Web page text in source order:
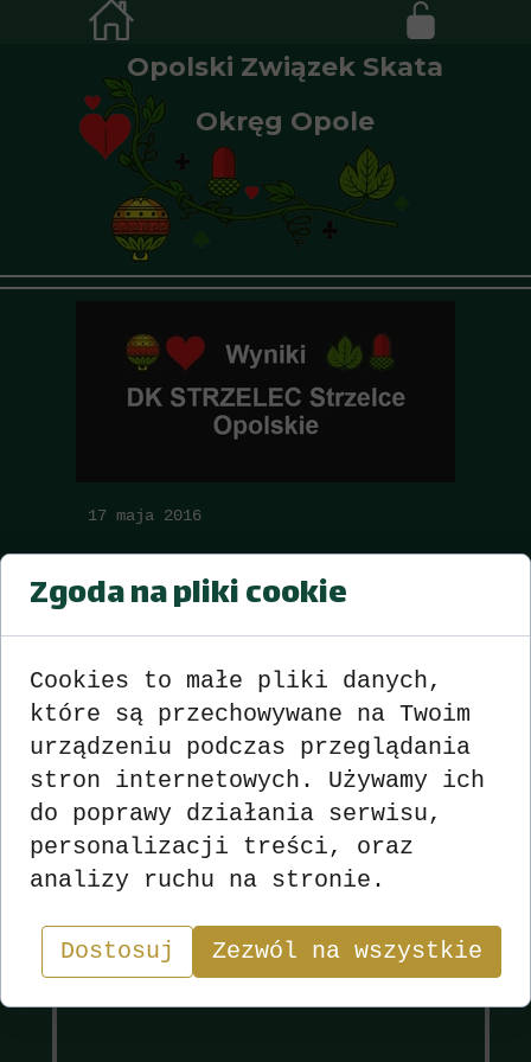
Opolski Związek Skata
Okręg Opole
Wyniki Sekcja
17 maja 2016
Puchar Burmistrza Strzelec
Opolskich 2016
>>>
lecz ten, kto najlepiej nimi gra.”
Zgoda na pliki cookie
Cookies to małe pliki danych,
które są przechowywane na Twoim
urządzeniu podczas przeglądania
stron internetowych. Używamy ich
do poprawy działania serwisu,
personalizacji treści, oraz
analizy ruchu na stronie.
Dostosuj Zezwól na wszystkie